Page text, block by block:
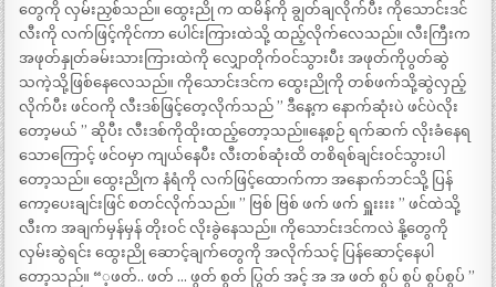
တွေကို လှမ်းညှစ်သည်။ ထွေးညို က ထမိန်ကို ချွတ်ချလိုက်ပီး ကိုသောင်းဒင်
လီးကို လက်ဖြင့်ကိုင်ကာ ပေါင်းကြားထဲသို့ ထည့်လိုက်လေသည်။ လီးကြီးက
အဖုတ်နှုတ်ခမ်းသားကြားထဲကို လျှောတိုက်ဝင်သွားပီး အဖုတ်ကိုပွတ်ဆွဲ
သကဲ့သို့ဖြစ်နေလေသည်။ ကိုသောင်းဒင်က ထွေးညိုကို တစ်ဖက်သို့ဆွဲလှည့်
လိုက်ပီး ဖင်ဝကို လီးဒစ်ဖြင့်တေ့လိုက်သည် ” ဒီနေ့က နောက်ဆုံးပဲ ဖင်ပဲလိုး
တော့မယ် ” ဆိုပီး လီးဒစ်ကိုထိုးထည့်တော့သည်။နေ့စဉ် ရက်ဆက် လိုးခံနေရ
သောကြောင့် ဖင်ဝမှာ ကျယ်နေပီး လီးတစ်ဆုံးထိ တစိရစ်ချင်းဝင်သွားပါ
တော့သည်။ ထွေးညိုက နံရံကို လက်ဖြင့်ထောက်ကာ အနောက်ဘင်သို့ ပြန်
ကော့ပေးချင်းဖြင် စတင်လိုက်သည်။ ” ဗြစ် ဗြစ် ဖက် ဖက် ရှူးးးး ” ဖင်ထဲသို့
လီးက အချက်မှန်မှန် တိုးဝင် လိုးခွဲနေသည်။ ကိုသောင်းဒင်ကလဲ နို့တွေကို
လှမ်းဆွဲရင်း ထွေးညို ဆောင့်ချက်တွေကို အလိုက်သင့် ပြန်ဆောင့်နေပါ
တော့သည်။ “့ဖတ်.. ဖတ် … ဖွတ် စွတ် ပြွတ် အင့် အ အ ဖတ် စွပ် စွပ် စွပ်စွပ် ”